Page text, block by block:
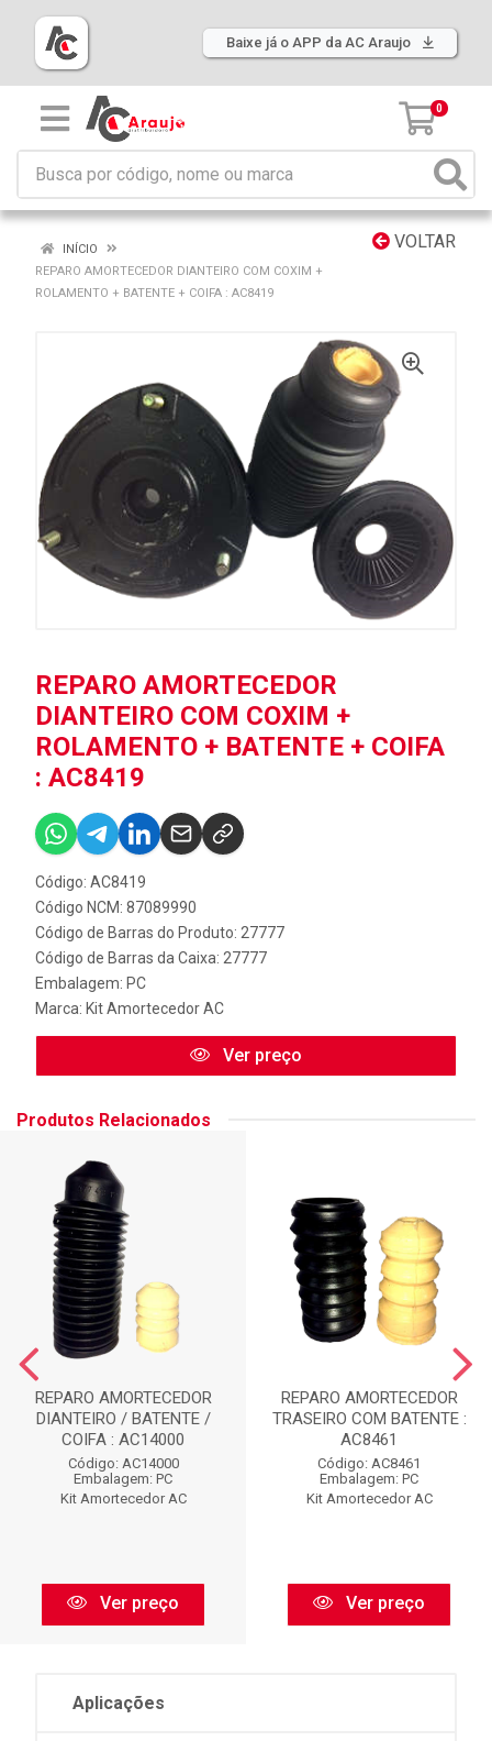
Baixe já o APP da AC Araujo
0
VOLTAR
INÍCIO
REPARO AMORTECEDOR DIANTEIRO COM COXIM +
ROLAMENTO + BATENTE + COIFA : AC8419
REPARO AMORTECEDOR
DIANTEIRO COM COXIM +
ROLAMENTO + BATENTE + COIFA
: AC8419
Código: AC8419
Código NCM: 87089990
Código de Barras do Produto: 27777
Código de Barras da Caixa: 27777
Embalagem: PC
Marca: Kit Amortecedor AC
Ver preço
Produtos Relacionados
REPARO AMORTECEDOR
DIANTEIRO / BATENTE /
COIFA : AC14000
Código: AC14000
Embalagem: PC
Kit Amortecedor AC
Ver preço
REPARO AMORTECEDOR
TRASEIRO COM BATENTE :
AC8461
Código: AC8461
Embalagem: PC
Kit Amortecedor AC
Ver preço
Aplicações